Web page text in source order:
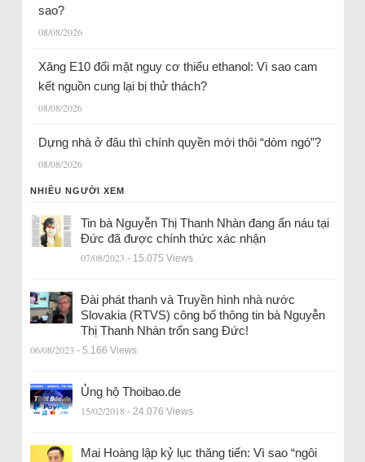
sao?
08/08/2026
Xăng E10 đối mặt nguy cơ thiếu ethanol: Vì sao cam
kết nguồn cung lại bị thử thách?
08/08/2026
Dựng nhà ở đâu thì chính quyền mới thôi “dòm ngó”?
08/08/2026
NHIỀU NGƯỜI XEM
Tin bà Nguyễn Thị Thanh Nhàn đang ẩn náu tại
Đức đã được chính thức xác nhận
07/08/2023 - 15.075 Views
Đài phát thanh và Truyền hình nhà nước
Slovakia (RTVS) công bố thông tin bà Nguyễn
Thị Thanh Nhàn trốn sang Đức!
06/08/2023 - 5.166 Views
Ủng hộ Thoibao.de
15/02/2018 - 24.076 Views
Mai Hoàng lập kỷ lục thăng tiến: Vì sao “ngôi